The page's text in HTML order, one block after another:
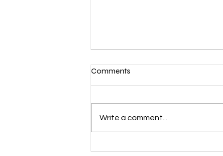
Comments
Write a comment...